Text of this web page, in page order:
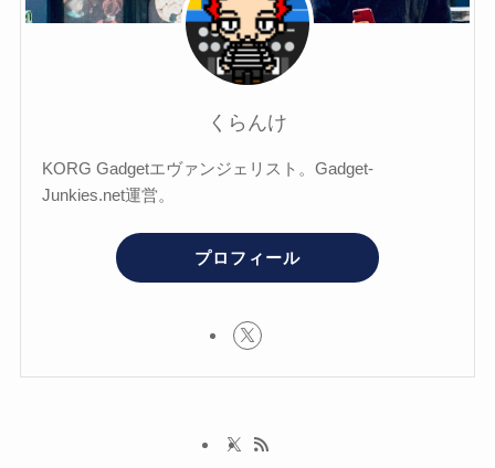
くらんけ
KORG Gadgetエヴァンジェリスト。Gadget-
Junkies.net運営。
プロフィール